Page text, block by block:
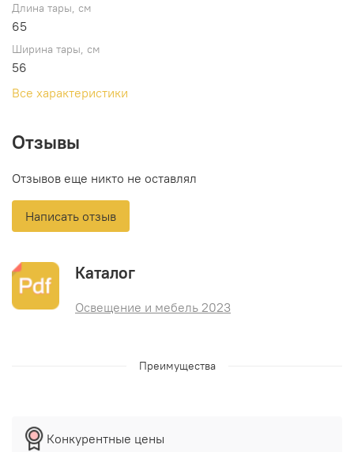
Длина тары, см
65
Ширина тары, см
56
Все характеристики
Отзывы
Отзывов еще никто не оставлял
Написать отзыв
Каталог
Освещение и мебель 2023
Преимущества
Конкурентные цены